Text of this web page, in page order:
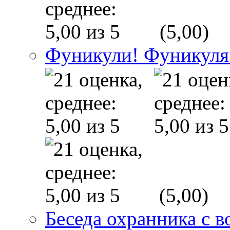
(5,00)
Фуникули!
(5,00)
Беседа охранника с